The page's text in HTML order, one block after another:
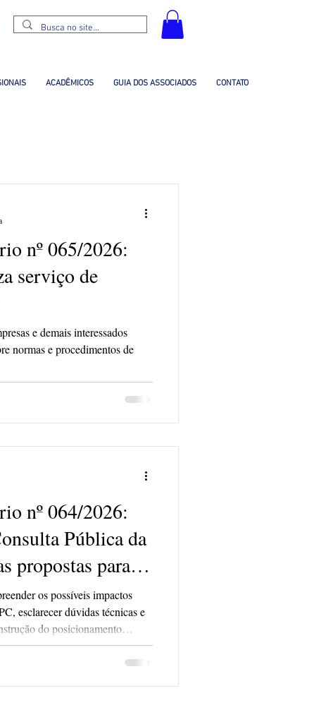
ACADÊMICOS GUIA DOS ASSOCIADOS CONTATO
nº 065/2026:
serviço de
e demais interessados
normas e procedimentos de
nº 064/2026:
Pública da
propostas para a
Restritivas em
os possíveis impactos
esclarecer dúvidas técnicas e
do posicionamento
o dia 07/08.